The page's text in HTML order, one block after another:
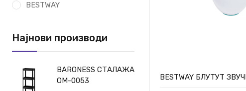
BESTWAY
Најнови производи
BARONESS СТАЛАЖА
ОМ-0053
BESTWAY БЛУТУТ